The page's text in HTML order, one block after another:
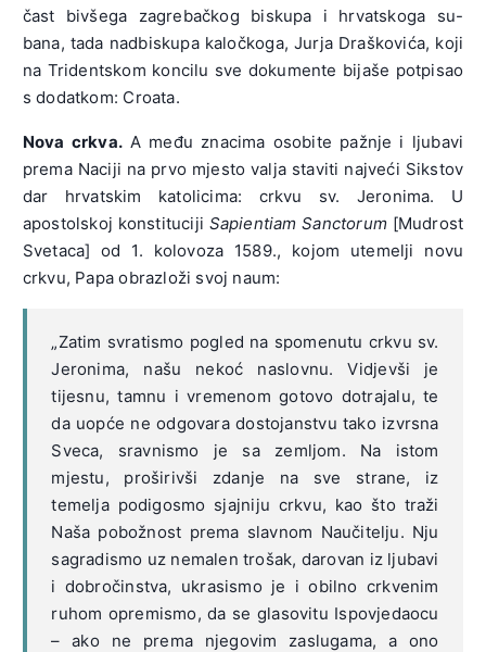
čast bivšega zagrebačkog biskupa i hrvatskoga su-
bana, tada nadbiskupa kaločkoga, Jurja Draškovića, koji
na Tridentskom koncilu sve dokumente bijaše potpisao
s dodatkom: Croata.
Nova crkva.A među znacima osobite pažnje i ljubavi
prema Naciji na prvo mjesto valja staviti najveći Sikstov
dar hrvatskim katolicima: crkvu sv. Jeronima. U
apostolskoj konstituciji Sapientiam Sanctorum [Mudrost
Svetaca] od 1. kolovoza 1589., kojom utemelji novu
crkvu, Papa obrazloži svoj naum:
„Zatim svratismo pogled na spomenutu crkvu sv.
Jeronima, našu nekoć naslovnu. Vidjevši je
tijesnu, tamnu i vremenom gotovo dotrajalu, te
da uopće ne odgovara dostojanstvu tako izvrsna
Sveca, sravnismo je sa zemljom. Na istom
mjestu, proširivši zdanje na sve strane, iz
temelja podigosmo sjajniju crkvu, kao što traži
Naša pobožnost prema slavnom Naučitelju. Nju
sagradismo uz nemalen trošak, darovan iz ljubavi
i dobročinstva, ukrasismo je i obilno crkvenim
ruhom opremismo, da se glasovitu Ispovjedaocu
– ako ne prema njegovim zaslugama, a ono